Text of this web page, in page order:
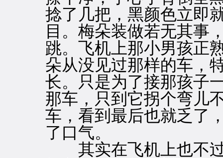
捻了几把，黑颜色立即
目。梅朵装做若无其事
跳。飞机上那小男孩正
朵从没见过那样的车，
长。只是为了接那孩子
那车，只到它拐个弯儿
车，看到最后也就乏了
了口气。
其实在飞机上也不过